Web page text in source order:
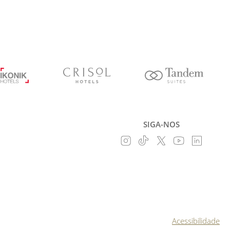
SIGA-NOS
Acessibilidade